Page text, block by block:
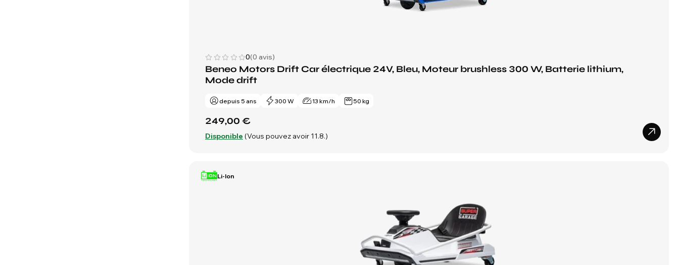
0(0 avis)
Beneo Motors Drift Car électrique 24V, Bleu, Moteur brushless 300 W, Batterie lithium,
Mode drift
depuis 5 ans 300 W 13 km/h 50 kg
249,00 €
Disponible (Vous pouvez avoir 11.8.)
Li-Ion